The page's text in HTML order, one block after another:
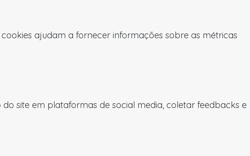
ajudam a fornecer informações sobre as métricas
site em plataformas de social media, coletar feedbacks e